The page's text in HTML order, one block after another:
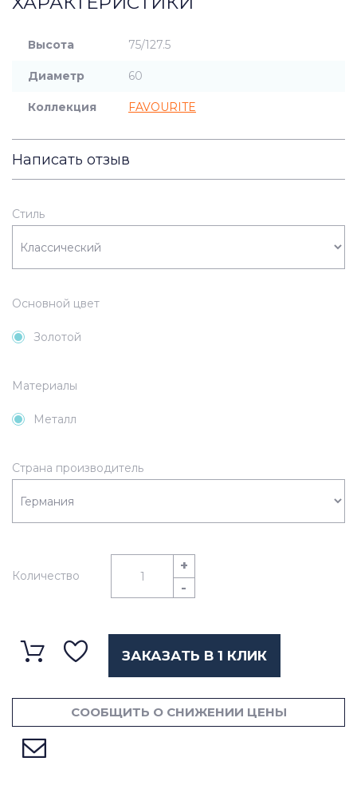
Высота 75/127.5
Диаметр 60
Коллекция FAVOURITE
Написать отзыв
Золотой
Металл
Количество
+
-
ЗАКАЗАТЬ В 1 КЛИК
СООБЩИТЬ О СНИЖЕНИИ ЦЕНЫ